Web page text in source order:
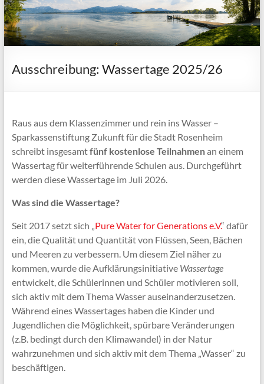
Ausschreibung: Wassertage 2025/26
Raus aus dem Klassenzimmer und rein ins Wasser –
Sparkassenstiftung Zukunft für die Stadt Rosenheim
schreibt insgesamtfünf kostenlose Teilnahmenan einem
Wassertag für weiterführende Schulen aus. Durchgeführt
werden diese Wassertage im Juli 2026.
Was sind die Wassertage?
Seit 2017 setzt sich „Pure Water for Generations e.V.“ dafür
ein, die Qualität und Quantität von Flüssen, Seen, Bächen
und Meeren zu verbessern. Um diesem Ziel näher zu
kommen, wurde die Aufklärungsinitiative Wassertage
entwickelt, die Schülerinnen und Schüler motivieren soll,
sich aktiv mit dem Thema Wasser auseinanderzusetzen.
Während eines Wassertages haben die Kinder und
Jugendlichen die Möglichkeit, spürbare Veränderungen
(z.B. bedingt durch den Klimawandel) in der Natur
wahrzunehmen und sich aktiv mit dem Thema „Wasser“ zu
beschäftigen.